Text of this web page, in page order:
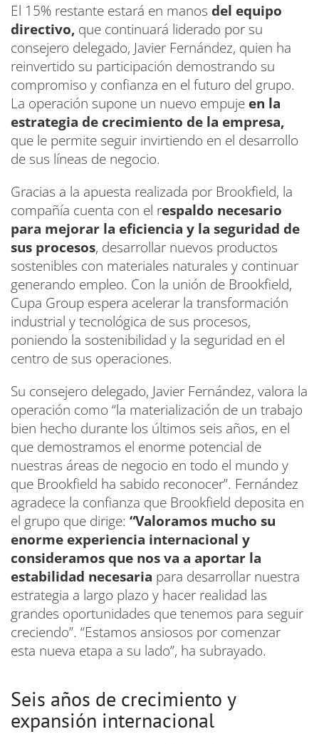
El 15% restante estará en manos del equipo
directivo, que continuará liderado por su
consejero delegado, Javier Fernández, quien ha
reinvertido su participación demostrando su
compromiso y confianza en el futuro del grupo.
La operación supone un nuevo empuje en la
estrategia de crecimiento de la empresa,
que le permite seguir invirtiendo en el desarrollo
de sus líneas de negocio.
Gracias a la apuesta realizada por Brookfield, la
compañía cuenta con el respaldo necesario
para mejorar la eficiencia y la seguridad de
sus procesos, desarrollar nuevos productos
sostenibles con materiales naturales y continuar
generando empleo. Con la unión de Brookfield,
Cupa Group espera acelerar la transformación
industrial y tecnológica de sus procesos,
poniendo la sostenibilidad y la seguridad en el
centro de sus operaciones.
Su consejero delegado, Javier Fernández, valora la
operación como “la materialización de un trabajo
bien hecho durante los últimos seis años, en el
que demostramos el enorme potencial de
nuestras áreas de negocio en todo el mundo y
que Brookfield ha sabido reconocer”. Fernández
agradece la confianza que Brookfield deposita en
el grupo que dirige: “Valoramos mucho su
enorme experiencia internacional y
consideramos que nos va a aportar la
estabilidad necesaria para desarrollar nuestra
estrategia a largo plazo y hacer realidad las
grandes oportunidades que tenemos para seguir
creciendo”. “Estamos ansiosos por comenzar
esta nueva etapa a su lado”, ha subrayado.
Seis años de crecimiento y
expansión internacional